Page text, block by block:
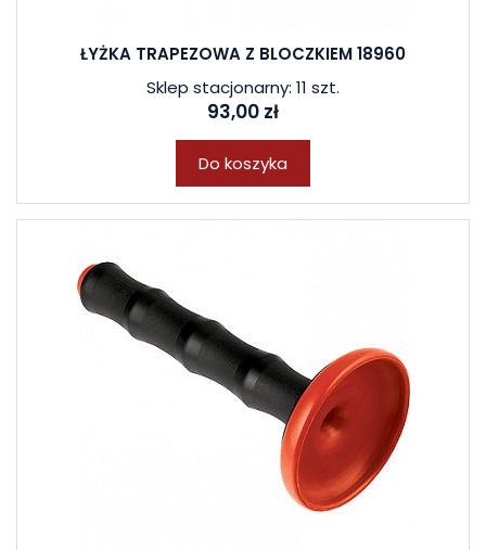
ŁYŻKA TRAPEZOWA Z BLOCZKIEM 18960
Sklep stacjonarny: 11 szt.
93,00 zł
Do koszyka